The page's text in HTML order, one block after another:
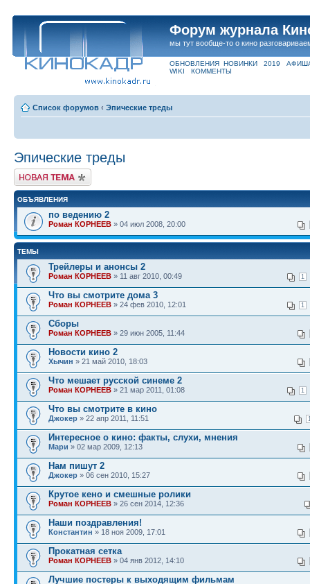
Форум журнала
мы тут вообще-то о кино
ОБНОВЛЕНИЯ НОВИНКИ 2019
WIKI
КОММЕНТЫ
Список форумов ‹ Эпические треды
Эпические треды
Новая тема
ОБЪЯВЛЕНИЯ
по ведению 2
Роман КОРНЕЕВ » 04 июл 2008, 20:00
ТЕМЫ
Трейлеры и анонсы 2
1
Роман КОРНЕЕВ » 11 авг 2010, 00:49
Что вы смотрите дома 3
1
Роман КОРНЕЕВ » 24 фев 2010, 12:01
Сборы
Роман КОРНЕЕВ » 29 июн 2005, 11:44
Новости кино 2
Хычин » 21 май 2010, 18:03
Что мешает русской синеме 2
1
Роман КОРНЕЕВ » 21 мар 2011, 01:08
Что вы смотрите в кино
Джокер » 22 апр 2011, 11:51
Интересное о кино: факты, слухи, мнения
Мари » 02 мар 2009, 12:13
Нам пишут 2
Джокер » 06 сен 2010, 15:27
Крутое кено и смешные ролики
Роман КОРНЕЕВ » 26 сен 2014, 12:36
Наши поздравления!
Константин » 18 ноя 2009, 17:01
Прокатная сетка
Роман КОРНЕЕВ » 04 янв 2012, 14:10
Лучшие постеры к выходящим фильмам